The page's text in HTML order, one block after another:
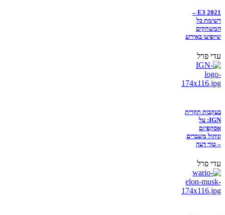
E3 2021 –
רשימת כל
המשחקים
שיופיעו באירוע
עדי פרל
בעקבות תקרית
IGN: על
אסקפיזם
וניהול משברים
– טור דעה
עדי פרל